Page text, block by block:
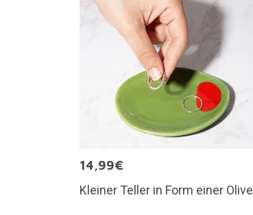
14,99€
Kleiner Teller in Form einer Olive